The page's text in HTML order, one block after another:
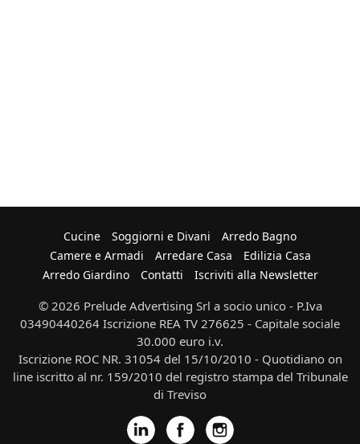
Cucine Soggiorni e Divani
Arredo Bagno
Camere e Armadi
Arredare Casa
Edilizia Casa
Arredo Giardino
Contatti Iscriviti alla Newsletter
© 2026 Prelude Advertising Srl a socio unico - P.Iva
03490440264 Iscrizione REA TV 276625 - Capitale sociale
30.000 euro i.v.
Iscrizione ROC NR. 31054 del 15/10/2010 - Quotidiano on
line iscritto al nr. 159/2010 del registro stampa del Tribunale
di Treviso